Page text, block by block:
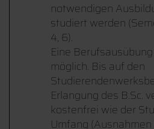
notwendigen
studiert werden
4, 6).
Eine
möglich. Bis auf den
Erlangung des B.Sc.
kostenfrei wie der
Umfang